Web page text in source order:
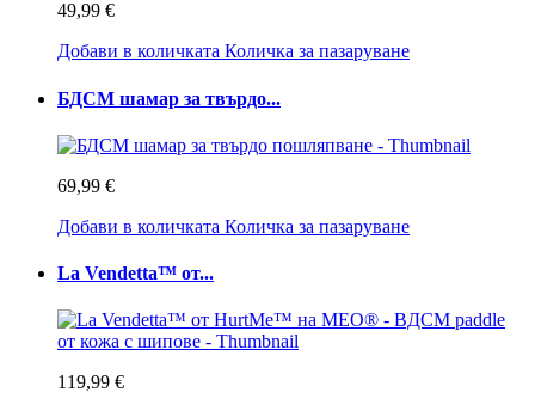
49,99 €
Добави в количката Количка за пазаруване
БДСМ шамар за твърдо...
69,99 €
Добави в количката Количка за пазаруване
La Vendetta™ от...
119,99 €